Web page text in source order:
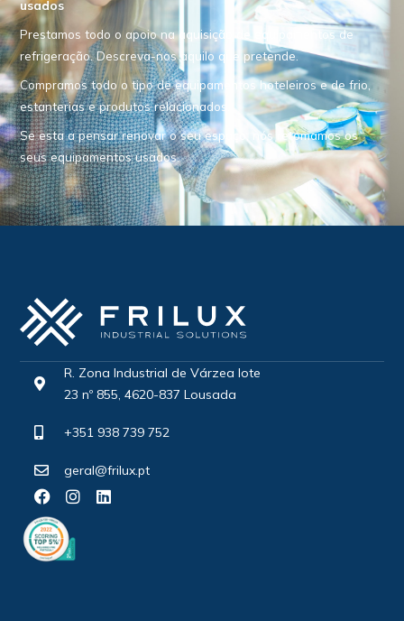
usados
Prestamos todo o apoio na aquisição de equipamentos de
refrigeração. Descreva-nos aquilo que pretende.
Compramos todo o tipo de equipamentos hoteleiros e de frio,
estanterias e produtos relacionados.
Se esta a pensar renovar o seu espaço, nós retomamos os
seus equipamentos usados.
R. Zona Industrial de Várzea lote
23 nº 855, 4620-837 Lousada
+351 938 739 752
geral@frilux.pt